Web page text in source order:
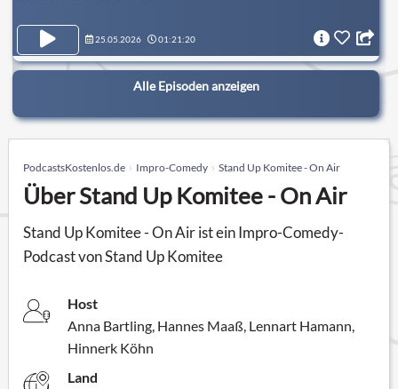
25.05.2026 01:21:20
Alle Episoden anzeigen
PodcastsKostenlos.de Impro-Comedy Stand Up Komitee - On Air
Über Stand Up Komitee - On Air
Stand Up Komitee - On Air ist ein Impro-Comedy-
Podcast von Stand Up Komitee
Host
Anna Bartling, Hannes Maaß, Lennart Hamann,
Hinnerk Köhn
Land